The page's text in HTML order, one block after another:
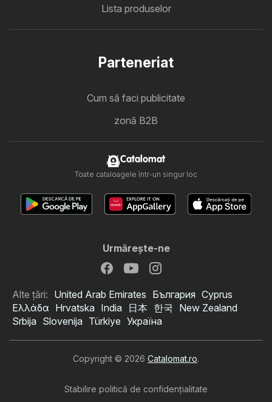
Lista produselor
Parteneriat
Cum să faci publicitate
zonă B2B
Catalomat
Toate cataloagele într-un singur loc
Urmăreşte-ne
Alte țări: United Arab Emirates България Cyprus
Ελλάδα Hrvatska India 日本 한국 New Zealand
Srbija Slovenija Türkiye Україна
Copyright © 2026 Catalomat.ro.
Stabilire politică de confidenţialitate